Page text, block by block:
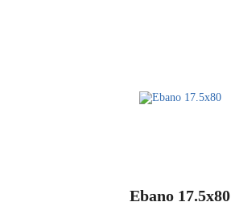
Ebano 17.5x80